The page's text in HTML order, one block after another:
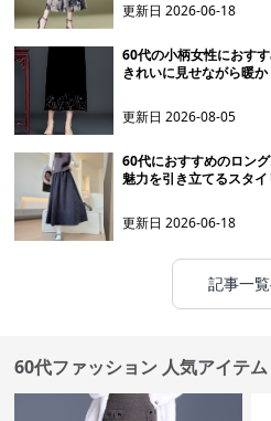
更新日2026-06-18
60代の小柄女性におす
きれいに見せながら暖
更新日2026-08-05
60代におすすめのロン
魅力を引き立てるスタ
更新日2026-06-18
記事一
60代ファッション 人気アイテム